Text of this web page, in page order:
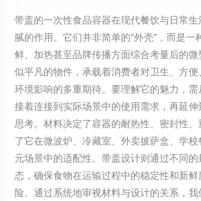
带盖的一次性食品容器在现代餐饮与日常
腻的作用。它们并非简单的“外壳”，而是一
鲜、加热甚至品牌传播方面综合考量后的
似平凡的物件，承载着消费者对卫生、方
环境影响的多重期待。要理解它的魅力，需
接着连接到实际场景中的使用需求，再延
思考。材料决定了容器的耐热性、密封性
了它在微波炉、冷藏室、外卖披萨盒、学
元场景中的适配性。带盖设计则通过不同
态，确保食物在运输过程中的稳定性和新
险。通过系统地审视材料与设计的关系，